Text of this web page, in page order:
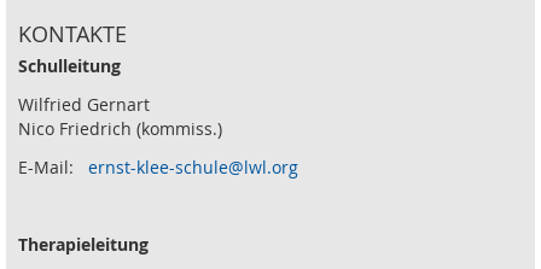
KONTAKTE
Schulleitung
Wilfried Gernart
Nico Friedrich (kommiss.)
E-Mail: ernst-klee-schule@lwl.org
Therapieleitung